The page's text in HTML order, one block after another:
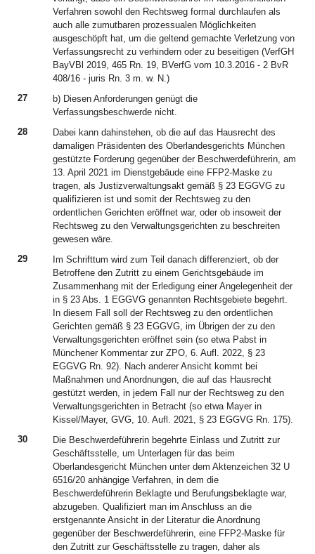
Verfahren sowohl den Rechtsweg formal durchlaufen als
auch alle zumutbaren prozessualen Möglichkeiten
ausgeschöpft hat, um die geltend gemachte Verletzung von
Verfassungsrecht zu verhindern oder zu beseitigen (VerfGH
BayVBl 2019, 465 Rn. 19, BVerfG vom 10.3.2016 - 2 BvR
408/16 - juris Rn. 3 m. w. N.)
27
b) Diesen Anforderungen genügt die
Verfassungsbeschwerde nicht.
28
Dabei kann dahinstehen, ob die auf das Hausrecht des
damaligen Präsidenten des Oberlandesgerichts München
gestützte Forderung gegenüber der Beschwerdeführerin, am
13. April 2021 im Dienstgebäude eine FFP2-Maske zu
tragen, als Justizverwaltungsakt gemäß § 23 EGGVG zu
qualifizieren ist und somit der Rechtsweg zu den
ordentlichen Gerichten eröffnet war, oder ob insoweit der
Rechtsweg zu den Verwaltungsgerichten zu beschreiten
gewesen wäre.
29
Im Schrifttum wird zum Teil danach differenziert, ob der
Betroffene den Zutritt zu einem Gerichtsgebäude im
Zusammenhang mit der Erledigung einer Angelegenheit der
in § 23 Abs. 1 EGGVG genannten Rechtsgebiete begehrt.
In diesem Fall soll der Rechtsweg zu den ordentlichen
Gerichten gemäß § 23 EGGVG, im Übrigen der zu den
Verwaltungsgerichten eröffnet sein (so etwa Pabst in
Münchener Kommentar zur ZPO, 6. Aufl. 2022, § 23
EGGVG Rn. 92). Nach anderer Ansicht kommt bei
Maßnahmen und Anordnungen, die auf das Hausrecht
gestützt werden, in jedem Fall nur der Rechtsweg zu den
Verwaltungsgerichten in Betracht (so etwa Mayer in
Kissel/Mayer, GVG, 10. Aufl. 2021, § 23 EGGVG Rn. 175).
30
Die Beschwerdeführerin begehrte Einlass und Zutritt zur
Geschäftsstelle, um Unterlagen für das beim
Oberlandesgericht München unter dem Aktenzeichen 32 U
6516/20 anhängige Verfahren, in dem die
Beschwerdeführerin Beklagte und Berufungsbeklagte war,
abzugeben. Qualifiziert man im Anschluss an die
erstgenannte Ansicht in der Literatur die Anordnung
gegenüber der Beschwerdeführerin, eine FFP2-Maske für
den Zutritt zur Geschäftsstelle zu tragen, daher als